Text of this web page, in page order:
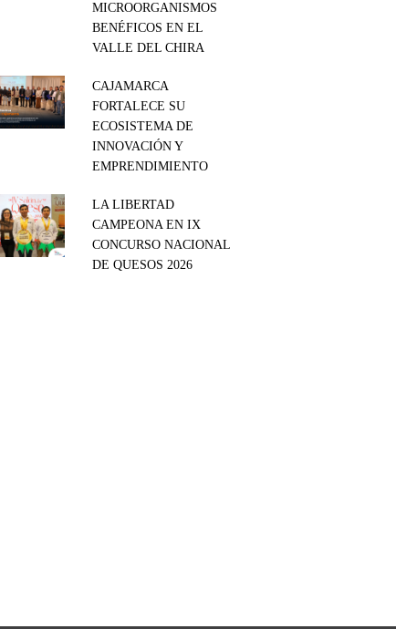
MICROORGANISMOS
BENÉFICOS EN EL
VALLE DEL CHIRA
CAJAMARCA
FORTALECE SU
ECOSISTEMA DE
INNOVACIÓN Y
EMPRENDIMIENTO
LA LIBERTAD
CAMPEONA EN IX
CONCURSO NACIONAL
DE QUESOS 2026